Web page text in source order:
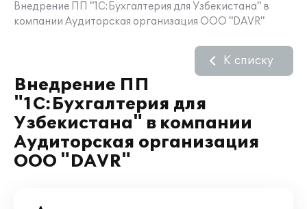
Внедрение ПП "1C:Бухгалтерия для Узбекистана" в
компании Аудиторская организация ООО "DAVR"
Внедрение ПП
"1C:Бухгалтерия для
Узбекистана" в компании
Аудиторская организация
ООО "DAVR"
К списку